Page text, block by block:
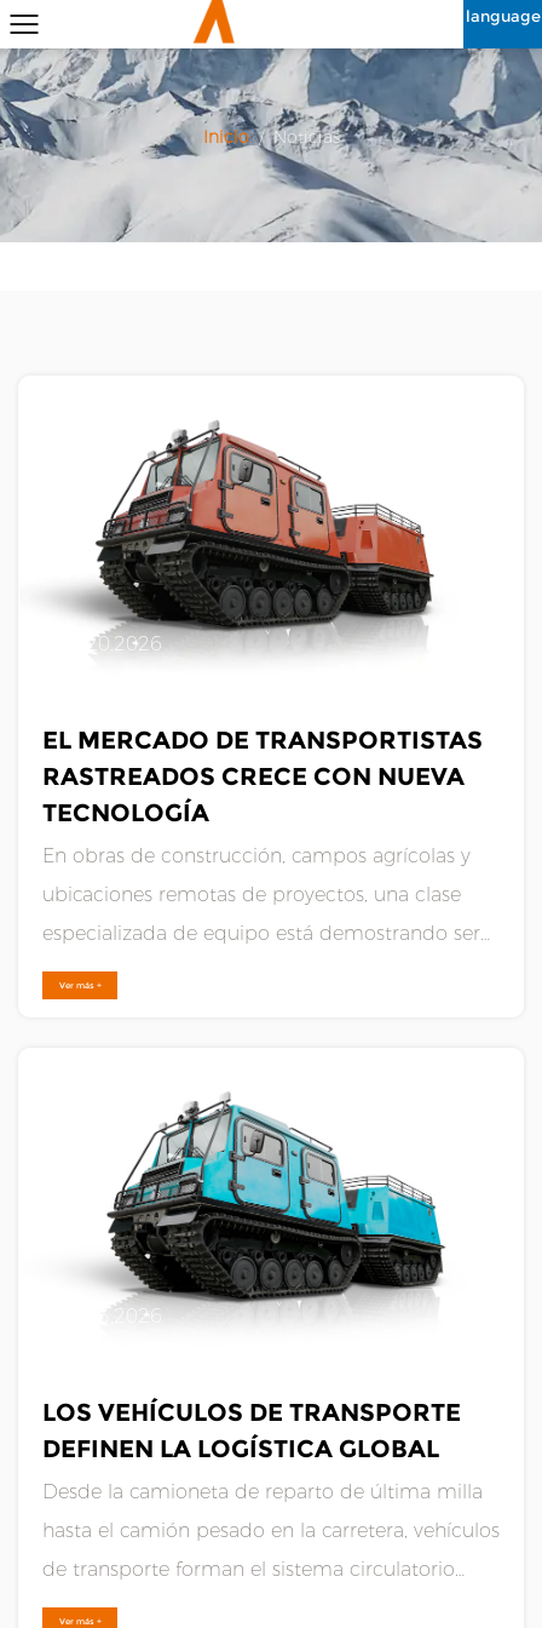
language
Inicio / Noticias
FEB 20,2026
EL MERCADO DE TRANSPORTISTAS
RASTREADOS CRECE CON NUEVA
TECNOLOGÍA
En obras de construcción, campos agrícolas y
ubicaciones remotas de proyectos, una clase
especializada de equipo está demostrando ser
indispensable para mover materiales donde los
Ver más +
FEB 13,2026
LOS VEHÍCULOS DE TRANSPORTE
DEFINEN LA LOGÍSTICA GLOBAL
Desde la camioneta de reparto de última milla
hasta el camión pesado en la carretera, vehículos
de transporte forman el sistema circulatorio
esencial de la economía global. Esta categoría
Ver más +